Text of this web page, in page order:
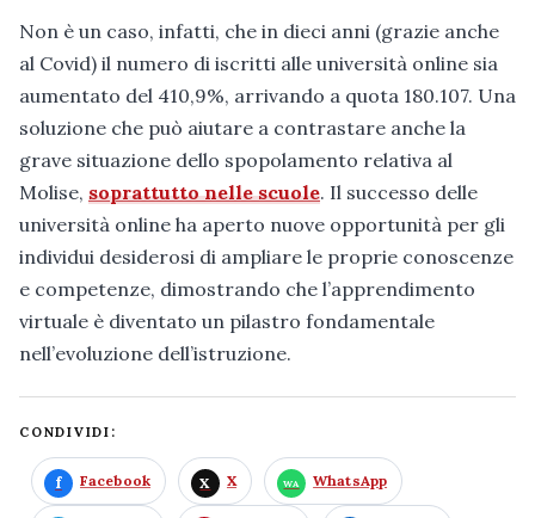
Non è un caso, infatti, che in dieci anni (grazie anche
al Covid) il numero di iscritti alle università online sia
aumentato del 410,9%, arrivando a quota 180.107. Una
soluzione che può aiutare a contrastare anche la
grave situazione dello spopolamento relativa al
Molise, soprattutto nelle scuole. Il successo delle
università online ha aperto nuove opportunità per gli
individui desiderosi di ampliare le proprie conoscenze
e competenze, dimostrando che l’apprendimento
virtuale è diventato un pilastro fondamentale
nell’evoluzione dell’istruzione.
CONDIVIDI:
Facebook X WhatsApp